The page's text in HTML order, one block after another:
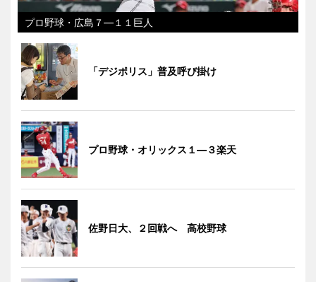
プロ野球・広島７―１１巨人
「デジポリス」普及呼び掛け
プロ野球・オリックス１―３楽天
佐野日大、２回戦へ 高校野球